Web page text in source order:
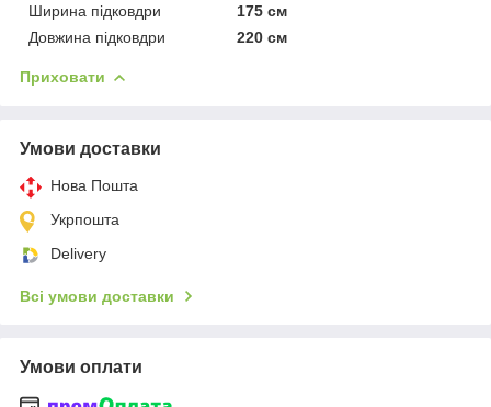
Ширина підковдри
175 см
Довжина підковдри
220 см
Приховати
Умови доставки
Нова Пошта
Укрпошта
Delivery
Всі умови доставки
Умови оплати